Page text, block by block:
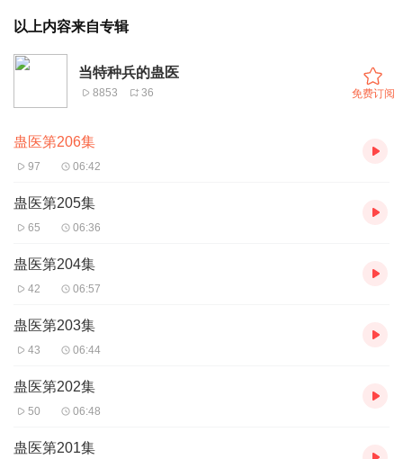
以上内容来自专辑
当特种兵的蛊医
8853 36 免费订阅
蛊医第206集
97 06:42
蛊医第205集
65 06:36
蛊医第204集
42 06:57
蛊医第203集
43 06:44
蛊医第202集
50 06:48
蛊医第201集